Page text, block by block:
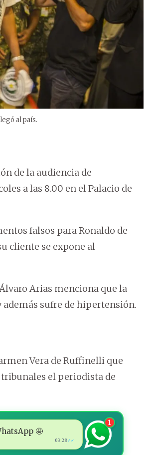
al país.
de la audiencia de
a las 8.00 en el Palacio de
falsos para Ronaldo de
cliente se expone al
Arias menciona que la
sufre de hipertensión.
Vera de Ruffinelli que
tribunales el periodista de
🤩
03:28 ✓✓
1